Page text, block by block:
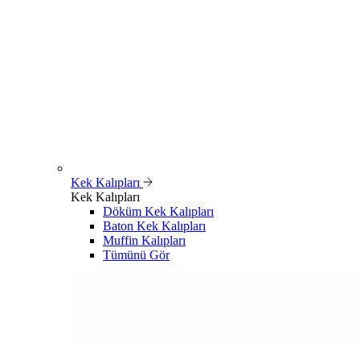
Kek Kalıpları
Kek Kalıpları
Döküm Kek Kalıpları
Baton Kek Kalıpları
Muffin Kalıpları
Tümünü Gör